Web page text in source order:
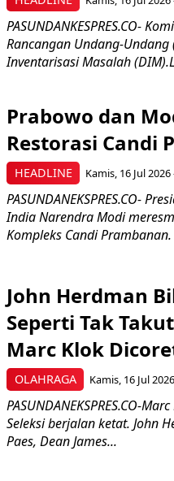
PASUNDANKESPRES.CO-
Rancangan Undang-
Inventarisasi Masalah
HEADLINE
Prabowo dan
Restorasi Candi
Kamis, 16 Jul 2026
PASUNDANEKSPRES.CO-
India Narendra Modi
Kompleks Candi
OLAHRAGA
John Herdman
Seperti Tak
Marc Klok
Kamis, 16 Jul
PASUNDANEKSPRES.CO-
Seleksi berjalan ketat. John
Paes, Dean James...